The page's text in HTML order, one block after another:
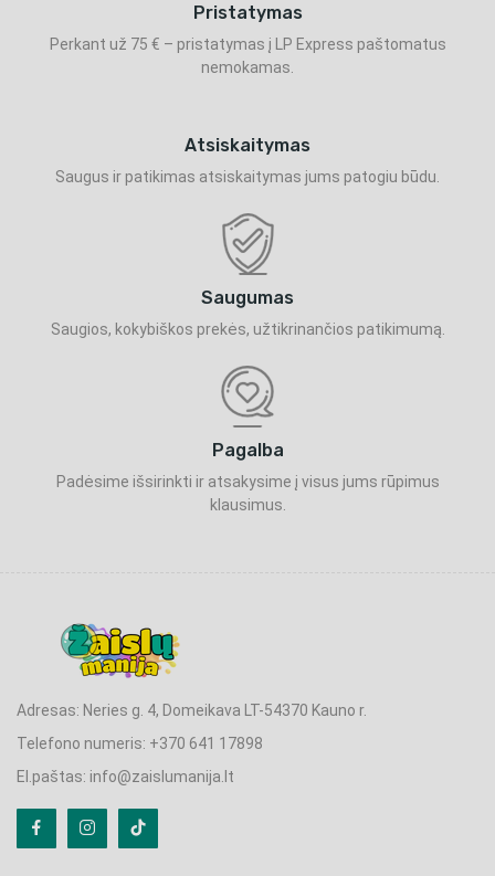
Pristatymas
Perkant už 75 € – pristatymas į LP Express paštomatus
nemokamas.
Atsiskaitymas
Saugus ir patikimas atsiskaitymas jums patogiu būdu.
Saugumas
Saugios, kokybiškos prekės, užtikrinančios patikimumą.
Pagalba
Padėsime išsirinkti ir atsakysime į visus jums rūpimus
klausimus.
Adresas: Neries g. 4, Domeikava LT-54370 Kauno r.
Telefono numeris: +370 641 17898
El.paštas: info@zaislumanija.lt